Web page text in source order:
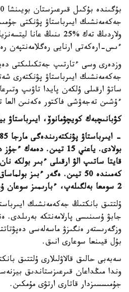
جەكەمەنشىك ايىرباستاۋ پۋنكتى
ولاردىڭ تەك %25 ىنىڭ
ءىس-ارەكەتى ارنايى رەگلامەنتپەن
وزدەرى وسى ءتارتىپ جەتكىلىكتى
جەكەمەنشىك ايىرباستاۋ پۋنكتەرى
ساتۋ ارقىلى ۇلكەن پايدا تاۋىپ
ءۇشىن تەجەۋشى فاكتور ەكەنىن العا
كۋبانىچبەك كويچۋمانوۆ،
بولادى. ياعني 15 تيىن.
قايتا ساتىپ الۋ ارقىلى ءبىر بولكە
كەمىندە 50 تيىن. ەگەر ءبىز
2 سومعا بەلگىلەپ، ءبارىمىز سوعان ۇيرەنىپ قالار ەدىك.
ۇلتتىق بانكتىڭ جەكەمەنشىك
جابۋ ۇسىنىسى پارلامەنتكە بەرىلدى.
وزگەرىستەر ەنگىزۋ ماسەلەسى
بۇل قيىنعا سوعارى انىق.
سەبەبى حالىق قالاۋلىلارى ۇلتتىق
وندا مىڭداعان قىرعىزستاندىق
جۇمىسسىزدار قاتارى ارتۋى مۇمكىن.